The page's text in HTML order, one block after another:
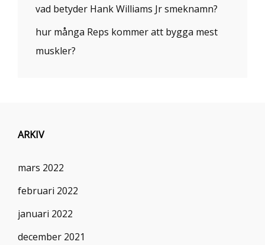
vad betyder Hank Williams Jr smeknamn?
hur många Reps kommer att bygga mest
muskler?
ARKIV
mars 2022
februari 2022
januari 2022
december 2021